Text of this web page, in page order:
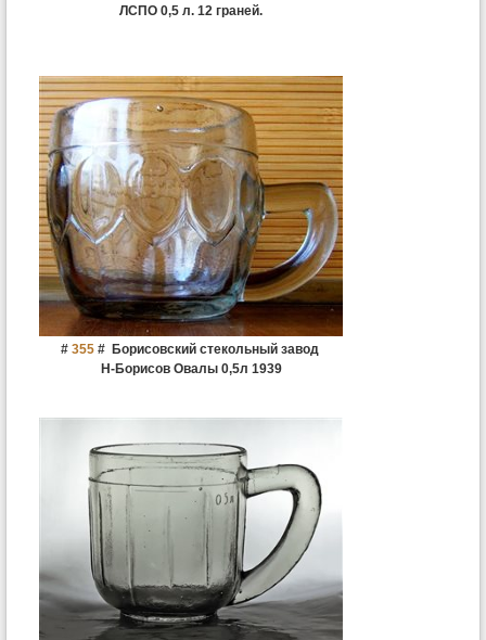
ЛСПО 0,5 л. 12 граней.
# 355#
Борисовский стекольный завод
Н-Борисов Овалы 0,5л 1939